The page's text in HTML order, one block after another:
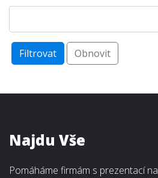
Filtrovat Obnovit
Najdu Vše
Pomáháme firmám s prezentací